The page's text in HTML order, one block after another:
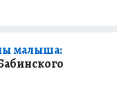
малыша: